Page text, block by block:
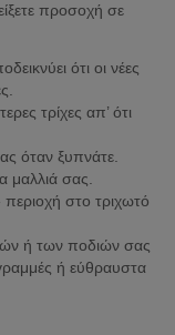
προσοχή σε
ότι οι νέες
τρίχες απ’ ότι
όταν ξυπνάτε.
μαλλιά σας.
στο τριχωτό
ή των ποδιών σας
ή εύθραυστα